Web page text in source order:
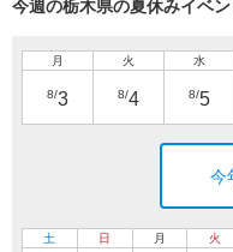
今週の栃木県の夏休みイベ
月
8/3
火
8/4
水
8/5
今
土 日 月 火